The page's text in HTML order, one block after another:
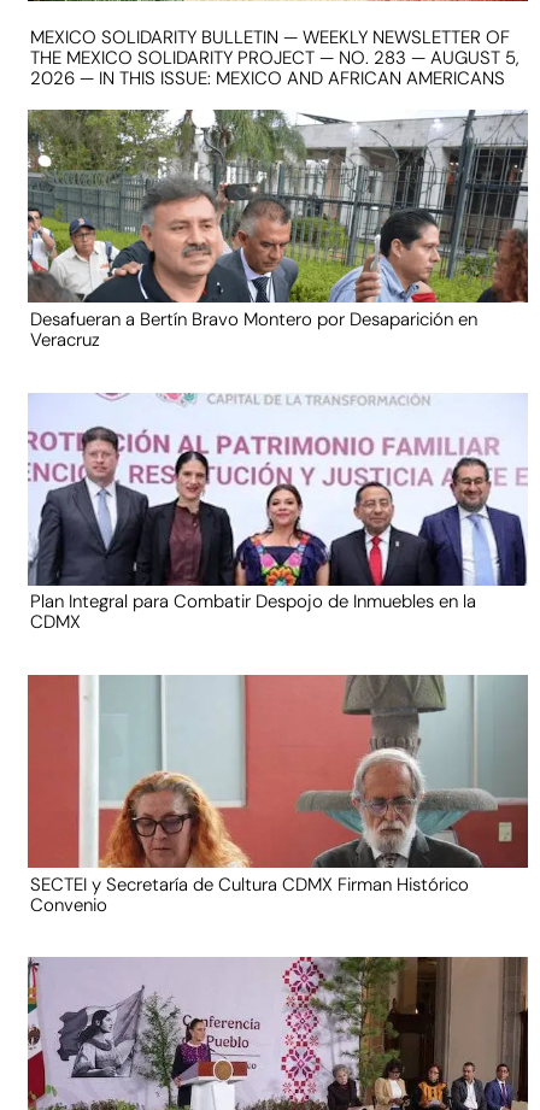
MEXICO SOLIDARITY BULLETIN — WEEKLY NEWSLETTER OF
THE MEXICO SOLIDARITY PROJECT — NO. 283 — AUGUST 5,
2026 — IN THIS ISSUE: MEXICO AND AFRICAN AMERICANS
Desafueran a Bertín Bravo Montero por Desaparición en
Veracruz
Plan Integral para Combatir Despojo de Inmuebles en la
CDMX
SECTEI y Secretaría de Cultura CDMX Firman Histórico
Convenio